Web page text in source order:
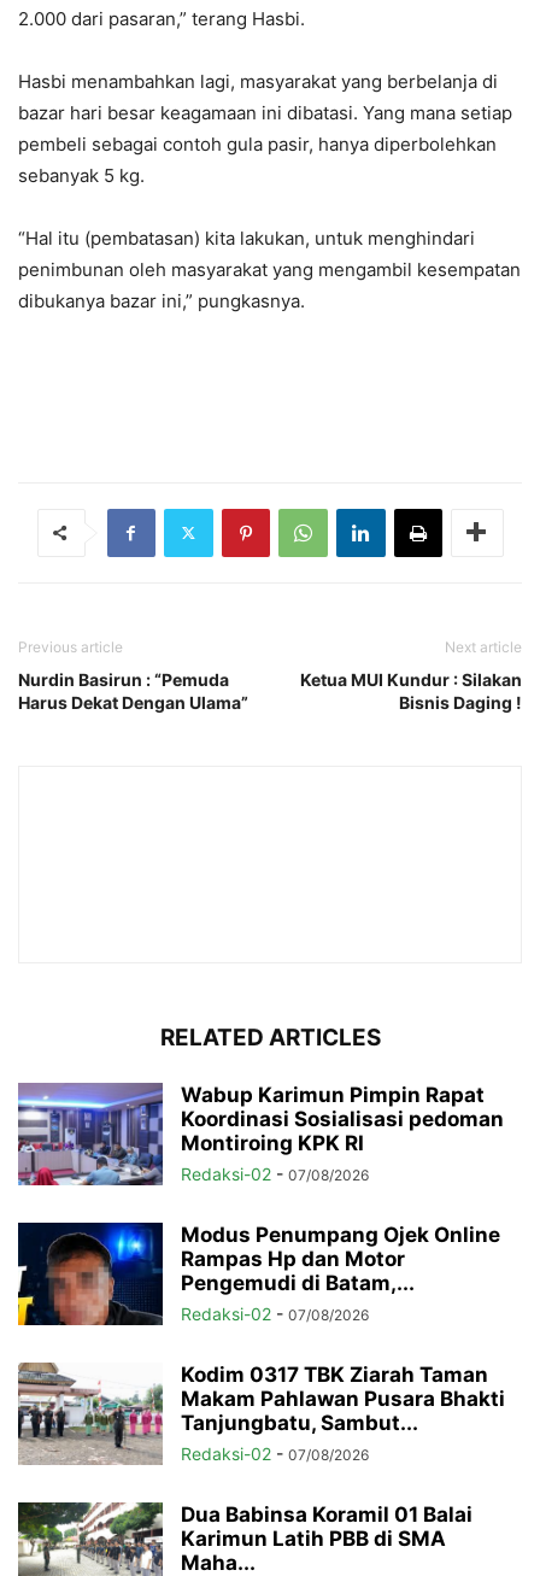
2.000 dari pasaran,” terang Hasbi.
Hasbi menambahkan lagi, masyarakat yang berbelanja di
bazar hari besar keagamaan ini dibatasi. Yang mana setiap
pembeli sebagai contoh gula pasir, hanya diperbolehkan
sebanyak 5 kg.
“Hal itu (pembatasan) kita lakukan, untuk menghindari
penimbunan oleh masyarakat yang mengambil kesempatan
dibukanya bazar ini,” pungkasnya.
Previous article
Nurdin Basirun : “Pemuda
Harus Dekat Dengan Ulama”
Next article
Ketua MUI Kundur : Silakan
Bisnis Daging !
RELATED ARTICLES
Wabup Karimun Pimpin Rapat
Koordinasi Sosialisasi pedoman
Montiroing KPK RI
Redaksi-02 - 07/08/2026
Modus Penumpang Ojek Online
Rampas Hp dan Motor
Pengemudi di Batam,...
Redaksi-02 - 07/08/2026
Kodim 0317 TBK Ziarah Taman
Makam Pahlawan Pusara Bhakti
Tanjungbatu, Sambut...
Redaksi-02 - 07/08/2026
Dua Babinsa Koramil 01 Balai
Karimun Latih PBB di SMA
Maha...